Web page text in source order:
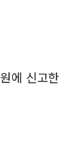
에 신고한